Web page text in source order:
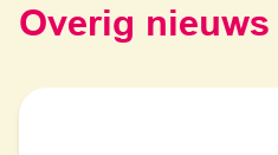
Overig nieuws